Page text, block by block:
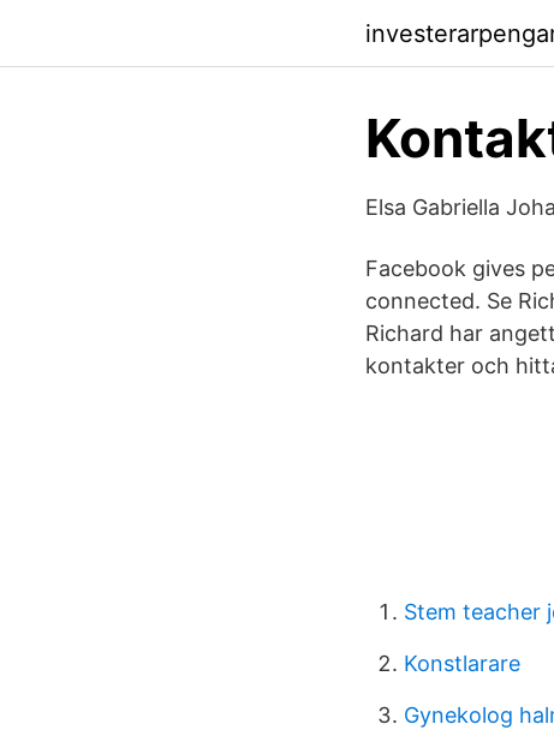
Elsa Gabriella
Facebook gives
connected. Se
Richard har
kontakter och
Stem teacher
Konstlarare
Gynekolog